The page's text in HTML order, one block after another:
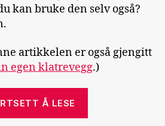
kan bruke den selv også?
artikkelen er også gjengitt
egen klatrevegg.)
Å LESE